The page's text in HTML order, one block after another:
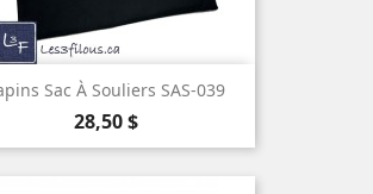
Sac À Souliers SAS-039
Prix
28,50 $